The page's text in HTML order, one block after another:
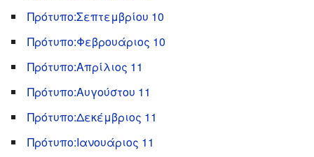
Πρότυπο:Σεπτεμβρίου 10
Πρότυπο:Φεβρουάριος 10
Πρότυπο:Απρίλιος 11
Πρότυπο:Αυγούστου 11
Πρότυπο:Δεκέμβριος 11
Πρότυπο:Ιανουάριος 11